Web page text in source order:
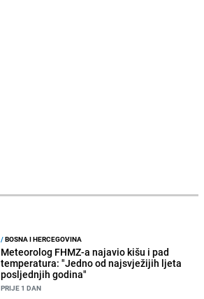
/BOSNA I HERCEGOVINA
Meteorolog FHMZ-a najavio kišu i pad
temperatura: "Jedno od najsvježijih ljeta
posljednjih godina"
PRIJE 1 DAN